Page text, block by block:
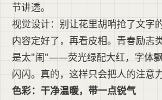
节讲透。
视觉设计：别让花里胡哨抢了文字
内容定好了，再看皮相。青春励志
是太"闹"——荧光绿配大红，字体
闪闪。真的，这样只会把人的注意
色彩：干净温暖，带一点锐气